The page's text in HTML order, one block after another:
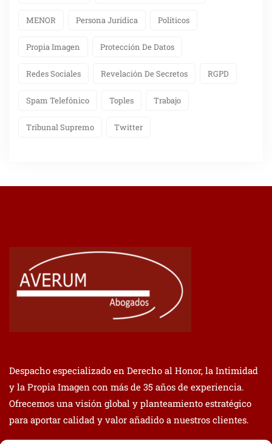
MENOR Persona Jurídica Políticos
Propia Imagen Protección De Datos
Redes Sociales Revelación De Secretos RGPD
Spam Telefónico Toples Trabajo
Tribunal Supremo Twitter
Despacho especializado en Derecho al Honor, la Intimidad
y la Propia Imagen con más de 35 años de experiencia.
Ofrecemos una visión global y planteamiento estratégico
para aportar calidad y valor añadido a nuestros clientes.